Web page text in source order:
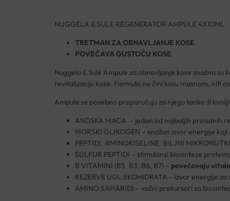
NUGGELA & SULE REGENERATOR AMPULE 4X10ML
TRETMAN ZA OBNAVLJANJE KOSE
POVEĆAVA GUSTOĆU KOSE
Nuggela & Sulé Ampule za obnavljanje kose snažna
revitalizaciju kose. Formula ne čini kosu masnom, niti
Ampule se posebno preporučuju za njegu tanke ili
ANDSKA MACA – jedan od najboljih prirodnih
MORSKI GLIKOGEN – snažan izvor energije koji
PEPTIDI, AMINOKISELINE, BILJNI
SULFUR PEPTIDI – stimulansi biosinteze
B VITAMINI (B5, B3, B6, B7) – povećavaju
REZERVE UGLJIKOHIDRATA – izvor energije
AMINO SAHARIDI – važni prekursori za